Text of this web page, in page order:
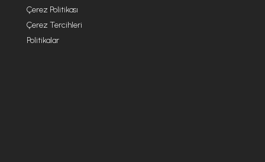
Çerez Politikası
Çerez Tercihleri
Politikalar